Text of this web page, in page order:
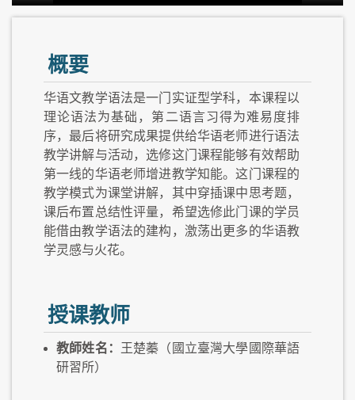
概要
华语文教学语法是一门实证型学科，本课程以
理论语法为基础，第二语言习得为难易度排
序，最后将研究成果提供给华语老师进行语法
教学讲解与活动，选修这门课程能够有效帮助
第一线的华语老师增进教学知能。这门课程的
教学模式为课堂讲解，其中穿插课中思考题，
课后布置总结性评量，希望选修此门课的学员
能借由教学语法的建构，激荡出更多的华语教
学灵感与火花。
授课教师
教師姓名：
王楚蓁（國立臺灣大學國際華語
研習所）